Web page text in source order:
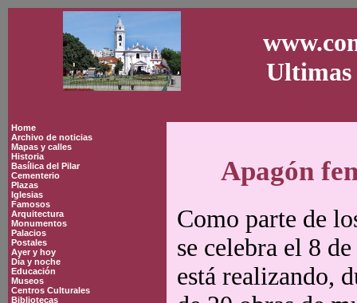
Ultimas
Home
Archivo de noticias
Mapas y calles
Historia
Basílica del Pilar
Cementerio
Plazas
Iglesias
Famosos
Arquitectura
Monumentos
Palacios
Postales
Ayer y hoy
Día y noche
Educación
Museos
Centros Culturales
Bibliotecas
Apagón
Como parte de
se celebra el 8
está realizando,